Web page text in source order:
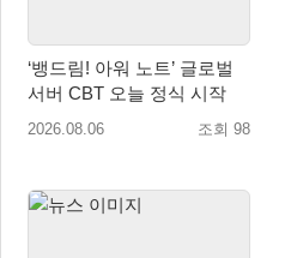
‘뱅드림! 아워 노트’ 글로벌
서버 CBT 오늘 정식 시작
2026.08.06 조회 98